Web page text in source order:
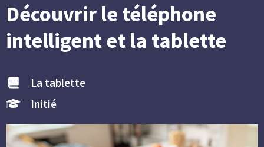
Découvrir le téléphone
intelligent et la tablette
La tablette
Initié